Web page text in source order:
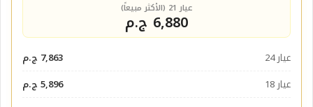
عيار 21 (الأكثر مبيعاً)
6,880 ج.م
عيار 24
7,863 ج.م
عيار 18
5,896 ج.م